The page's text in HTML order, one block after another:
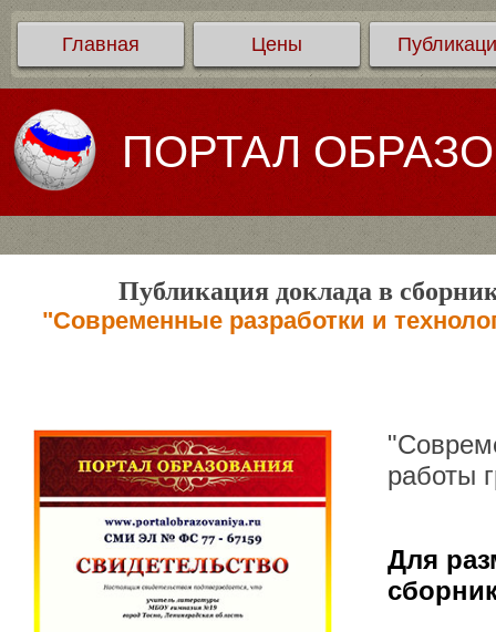
Главная Цены
ПОРТАЛ
Публикация доклада в
"Современные разработки и
работы
Для